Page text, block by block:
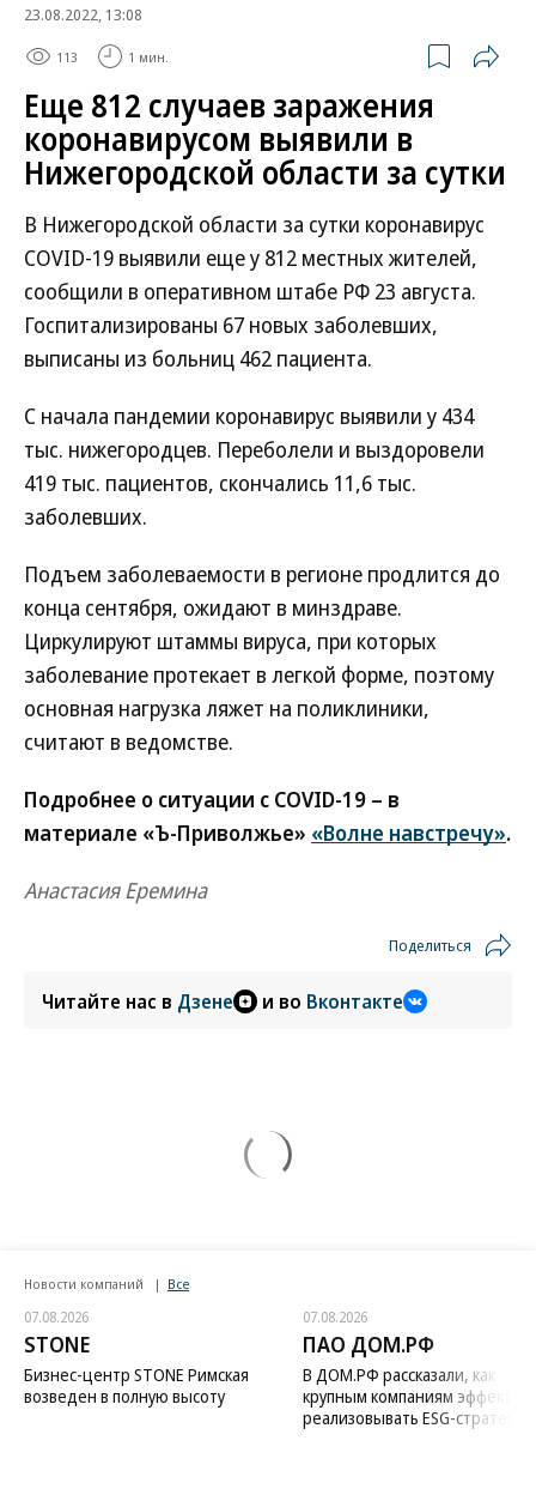
23.08.2022, 13:08
113 1 мин.
Еще 812 случаев заражения
коронавирусом выявили в
Нижегородской области за сутки
В Нижегородской области за сутки коронавирус
COVID-19 выявили еще у 812 местных жителей,
сообщили в оперативном штабе РФ 23 августа.
Госпитализированы 67 новых заболевших,
выписаны из больниц 462 пациента.
С начала пандемии коронавирус выявили у 434
тыс. нижегородцев. Переболели и выздоровели
419 тыс. пациентов, скончались 11,6 тыс.
заболевших.
Подъем заболеваемости в регионе продлится до
конца сентября, ожидают в минздраве.
Циркулируют штаммы вируса, при которых
заболевание протекает в легкой форме, поэтому
основная нагрузка ляжет на поликлиники,
считают в ведомстве.
Подробнее о ситуации с COVID-19 – в
материале «Ъ-Приволжье» «Волне навстречу».
Анастасия Еремина
Поделиться
Читайте нас в Дзене и во Вконтакте
Новости компаний Все
07.08.2026
STONE
Бизнес-центр STONE Римская
возведен в полную высоту
07.08.2026
ПАО ДОМ.РФ
В ДОМ.РФ рассказали, как
крупным компаниям
реализовывать ESG-стратегию